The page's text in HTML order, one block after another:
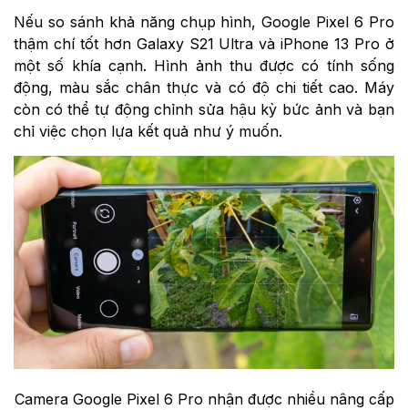
Nếu so sánh khả năng chụp hình, Google Pixel 6 Pro
thậm chí tốt hơn Galaxy S21 Ultra và iPhone 13 Pro ở
một số khía cạnh. Hình ảnh thu được có tính sống
động, màu sắc chân thực và có độ chi tiết cao. Máy
còn có thể tự động chỉnh sửa hậu kỳ bức ảnh và bạn
chỉ việc chọn lựa kết quả như ý muốn.
Camera Google Pixel 6 Pro nhận được nhiều nâng cấp